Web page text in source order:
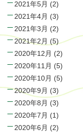
2021年5月 (2)
2021年4月 (3)
2021年3月 (2)
2021年2月 (5)
2020年12月 (2)
2020年11月 (5)
2020年10月 (5)
2020年9月 (3)
2020年8月 (3)
2020年7月 (1)
2020年6月 (2)